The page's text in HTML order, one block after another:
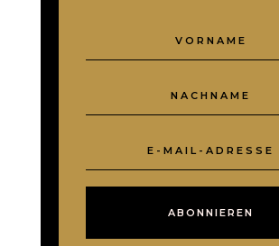
ABONNIEREN